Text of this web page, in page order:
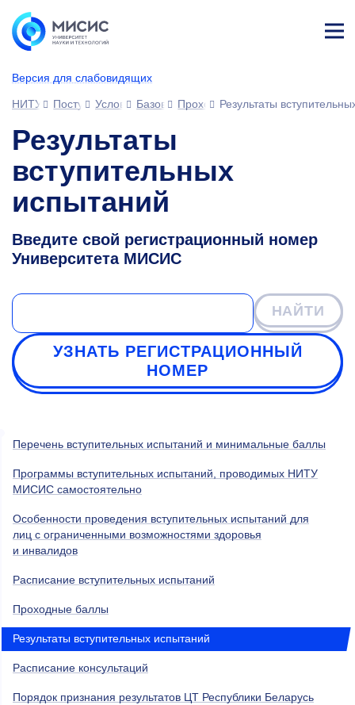
Версия для слабовидящих
ине
НИТУ МИСИСПоступающимУсловия приемаБазовое высшее образование
Проходные баллы и
Результаты
Результаты
вступительных
испытаний
Введите свой регистрационный номер
Университета МИСИС
НАЙТИ
УЗНАТЬ РЕГИСТРАЦИОННЫЙ
НОМЕР
Перечень вступительных испытаний и минимальные баллы
Программы вступительных испытаний, проводимых НИТУ
МИСИС самостоятельно
Особенности проведения вступительных испытаний для
лиц с ограниченными возможностями здоровья
и инвалидов
Расписание вступительных испытаний
Проходные баллы
Результаты вступительных испытаний
Расписание консультаций
Порядок признания результатов ЦТ Республики Беларусь